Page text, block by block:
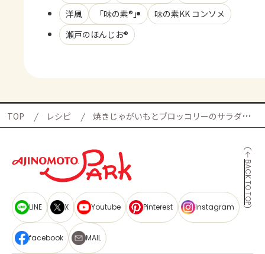
洋風
「味の素®」
味の素KK コンソメ
瀬戸のほんじお®
TOP レシピ 焼きじゃがいもとブロッコリーのサラダの献立
BACK TO TOP
LINE X Youtube Pinterest Instagram
facebook MAIL